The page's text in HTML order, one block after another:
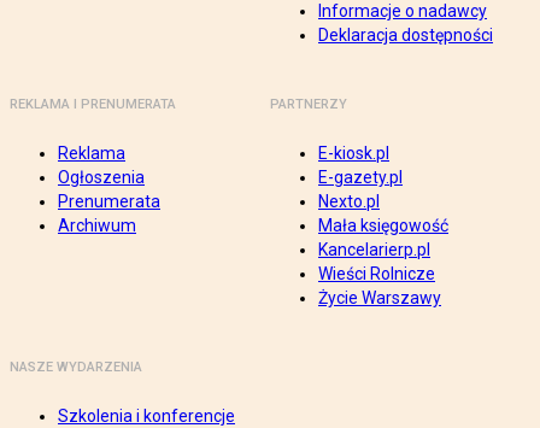
Informacje o nadawcy
Deklaracja dostępności
REKLAMA I PRENUMERATA
Reklama
Ogłoszenia
Prenumerata
Archiwum
PARTNERZY
E-kiosk.pl
E-gazety.pl
Nexto.pl
Mała księgowość
Kancelarierp.pl
Wieści Rolnicze
Życie Warszawy
NASZE WYDARZENIA
Szkolenia i konferencje